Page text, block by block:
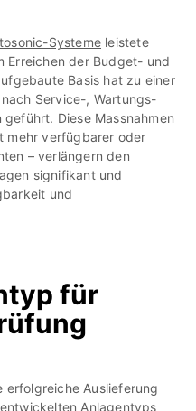
Systeme leistete
Erreichen der Budget- und
Basis hat zu einer
Service-, Wartungs-
Diese Massnahmen
mehr verfügbarer oder
– verlängern den
signifikant und
und
für
erfolgreiche Auslieferung
Anlagentyps